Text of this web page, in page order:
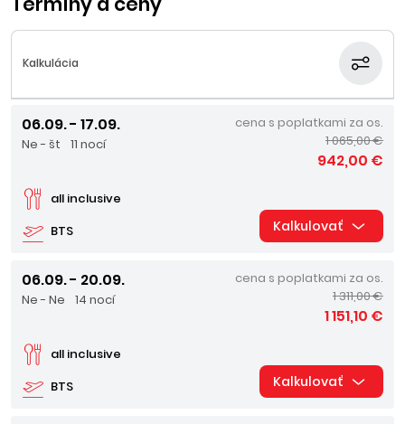
Kalkulácia
06.09. - 17.09.
Ne - št 11 nocí
BTS
all inclusive
cena s poplatkami za os.
1 065,00 €
942,00 €
Kalkulovať
06.09. - 20.09.
Ne - Ne 14 nocí
BTS
all inclusive
cena s poplatkami za os.
1 311,00 €
1 151,10 €
Kalkulovať